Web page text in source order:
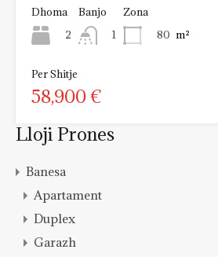
Dhoma
2
Banjo
1
Zona
80 m²
Per Shitje
58,900 €
Lloji Prones
Banesa
Apartament
Duplex
Garazh